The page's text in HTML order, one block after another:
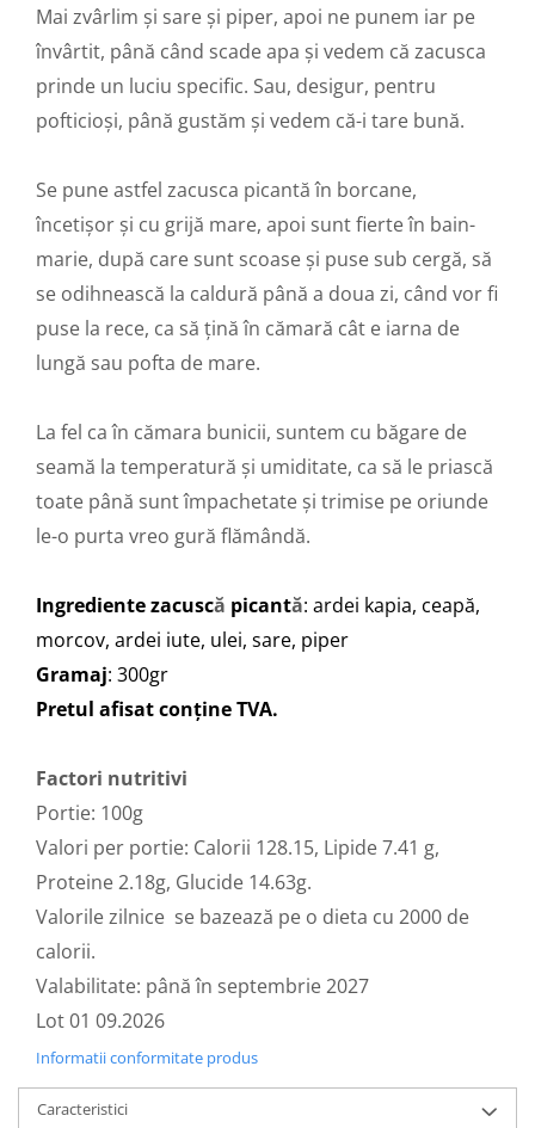
Mai zvârlim și sare și piper, apoi ne punem iar pe
învârtit, până când scade apa și vedem că zacusca
prinde un luciu specific. Sau, desigur, pentru
pofticioși, până gustăm și vedem că-i tare bună.
Se pune astfel zacusca picantă în borcane,
încetișor și cu grijă mare, apoi sunt fierte în bain-
marie, după care sunt scoase și puse sub cergă, să
se odihnească la caldură până a doua zi, când vor fi
puse la rece, ca să țină în cămară cât e iarna de
lungă sau pofta de mare.
La fel ca în cămara bunicii, suntem cu băgare de
seamă la temperatură și umiditate, ca să le priască
toate până sunt împachetate și trimise pe oriunde
le-o purta vreo gură flămândă.
Ingrediente zacuscă picantă: ardei kapia, ceapă,
morcov, ardei iute, ulei, sare, piper
Gramaj: 300gr
Pretul afisat conține TVA.
Factori nutritivi
Portie: 100g
Valori per portie: Calorii 128.15, Lipide 7.41 g,
Proteine 2.18g, Glucide 14.63g.
Valorile zilnice se bazează pe o dieta cu 2000 de
calorii.
Valabilitate: până în septembrie 2027
Lot 01 09.2026
Informatii conformitate produs
Caracteristici